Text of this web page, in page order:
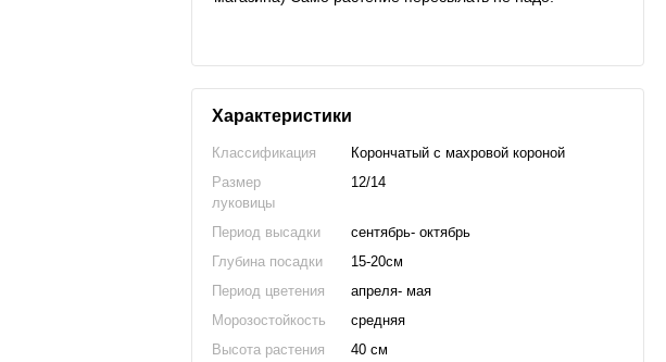
Характеристики
Классификация
Корончатый с махровой короной
Размер
луковицы
12/14
Период высадки
сентябрь- октябрь
Глубина посадки
15-20см
Период цветения
апреля- мая
Морозостойкость
средняя
Высота растения
40 см